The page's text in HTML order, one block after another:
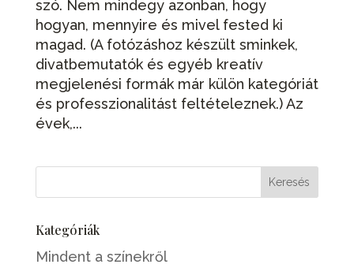
szó. Nem mindegy azonban, hogy
hogyan, mennyire és mivel fested ki
magad. (A fotózáshoz készült sminkek,
divatbemutatók és egyéb kreatív
megjelenési formák már külön kategóriát
és professzionalitást feltételeznek.) Az
évek,...
Kategóriák
Mindent a színekről